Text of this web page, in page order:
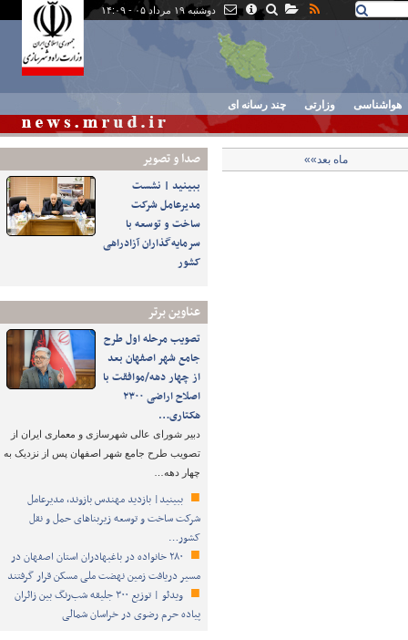
دوشنبه ۱۹ مرداد ۰۵ - ۱۴:۰۹
هواشناسی وزارتی چند رسانه ای
صدا و تصوير
ببینید | نشست
مدیرعامل شرکت
ساخت و توسعه با
سرمایه‌گذاران آزادراهی
کشور
عناوین برتر
تصویب مرحله اول طرح
جامع شهر اصفهان بعد
از چهار دهه/موافقت با
اصلاح اراضی ۲۳۰۰
هکتاری…
دبیر شورای عالی شهرسازی و معماری ایران از
تصویب طرح جامع شهر اصفهان پس از نزدیک به
چهار دهه…
ببینید| بازدید مهندس بازوند، مدیرعامل
شرکت ساخت و توسعه زیربناهای حمل و نقل
کشور…
۲۸۰ خانواده در باغبهادران استان اصفهان در
مسیر دریافت زمین نهضت ملی مسکن قرار گرفتند
ویدئو | توزیع ۳۰۰ جلیقه شب‌رنگ بین زائران
پیاده حرم رضوی در خراسان شمالی
ماه بعد»»